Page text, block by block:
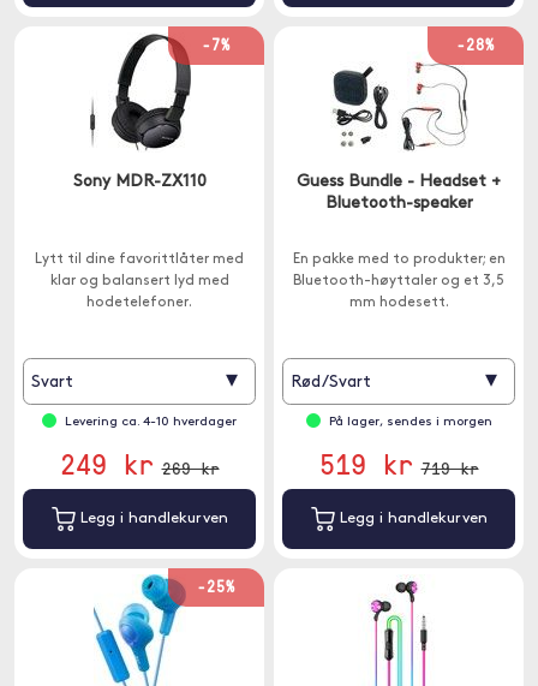
-7%
Sony MDR-ZX110
Lytt til dine favorittlåter med
klar og balansert lyd med
hodetelefoner.
Svart ▾
Levering ca. 4-10 hverdager
249 kr 269 kr
Legg i handlekurven
-28%
Guess Bundle - Headset +
Bluetooth-speaker
En pakke med to produkter; en
Bluetooth-høyttaler og et 3,5
mm hodesett.
Rød/Svart ▾
På lager, sendes i morgen
519 kr 719 kr
Legg i handlekurven
-25%